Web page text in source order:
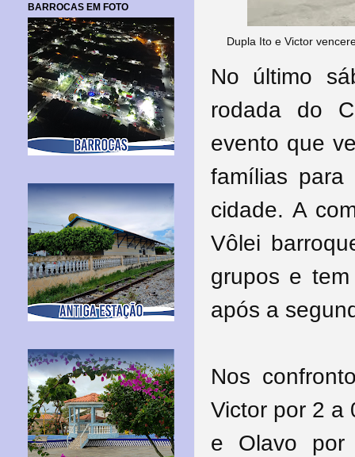
Dupla Ito e Victor
No último
rodada do
evento que
famílias
cidade. A
Vôlei
grupos e
após a
Nos
Victor por 2 a
e Olavo
BARROCAS EM FOTO